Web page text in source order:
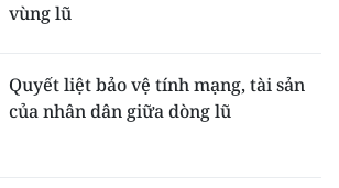
vùng lũ
Quyết liệt bảo vệ tính mạng, tài sản
của nhân dân giữa dòng lũ